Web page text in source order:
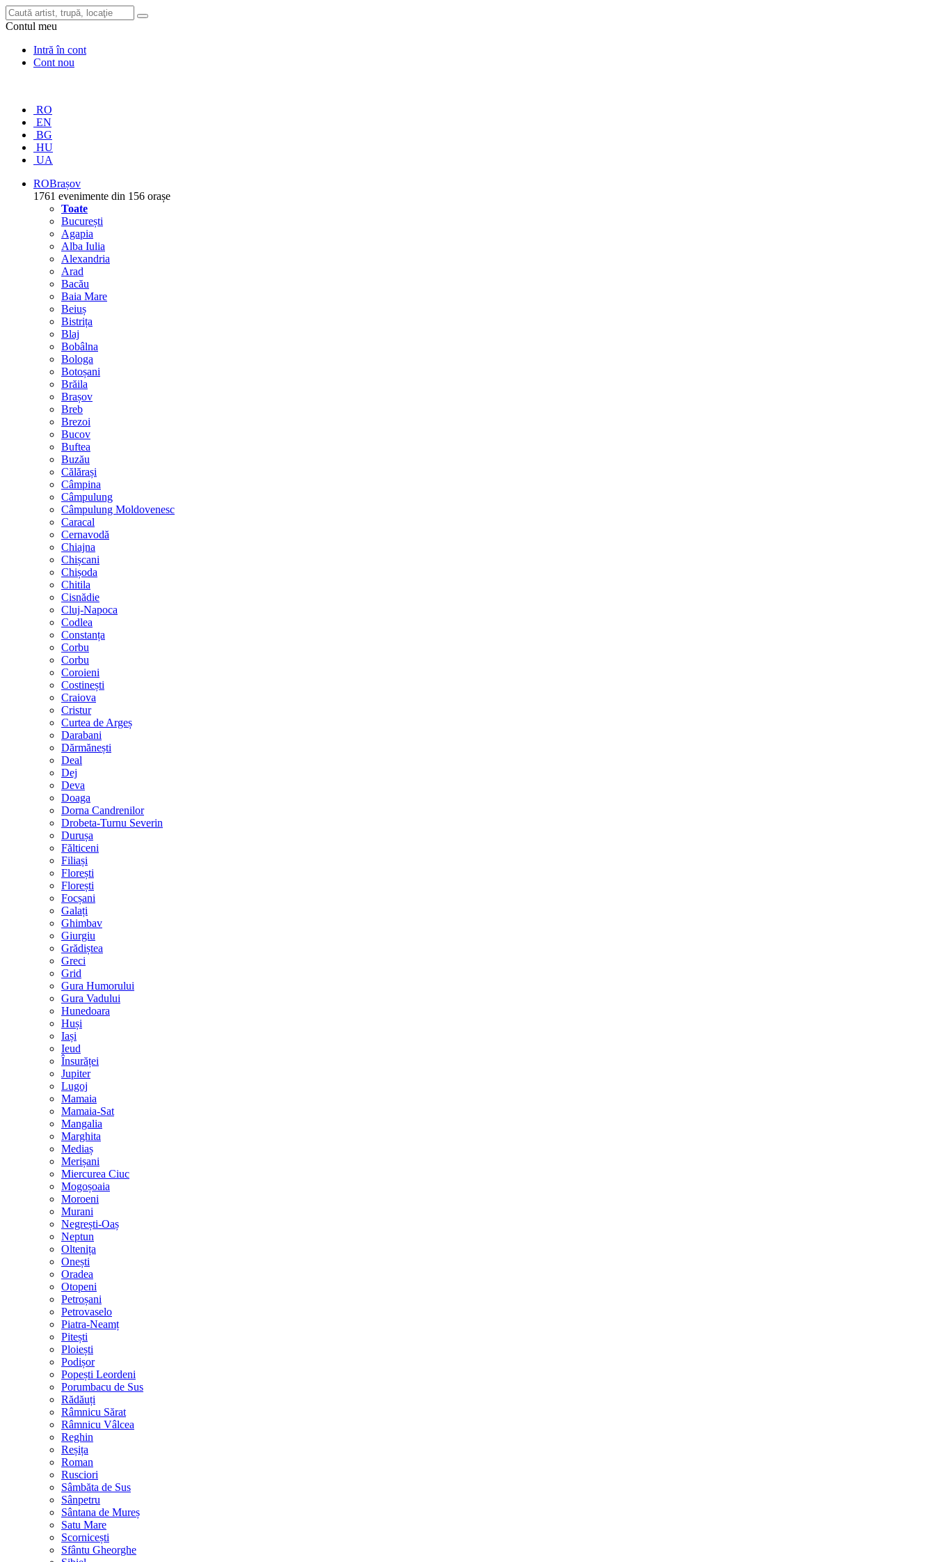
Contul meu
Intră în cont
Cont nou
RO
EN
BG
HU
UA
ROBrașov
1761 evenimente din 156 orașe
Toate
București
Agapia
Alba Iulia
Alexandria
Arad
Bacău
Baia Mare
Beiuș
Bistrița
Blaj
Bobâlna
Bologa
Botoșani
Brăila
Brașov
Breb
Brezoi
Bucov
Buftea
Buzău
Călărași
Câmpina
Câmpulung
Câmpulung Moldovenesc
Caracal
Cernavodă
Chiajna
Chișcani
Chișoda
Chitila
Cisnădie
Cluj-Napoca
Codlea
Constanța
Corbu
Corbu
Coroieni
Costinești
Craiova
Cristur
Curtea de Argeș
Darabani
Dărmănești
Deal
Dej
Deva
Doaga
Dorna Candrenilor
Drobeta-Turnu Severin
Durușa
Fălticeni
Filiași
Florești
Florești
Focșani
Galați
Ghimbav
Giurgiu
Grădiștea
Greci
Grid
Gura Humorului
Gura Vadului
Hunedoara
Huși
Iași
Ieud
Însurăței
Jupiter
Lugoj
Mamaia
Mamaia-Sat
Mangalia
Marghita
Mediaș
Merișani
Miercurea Ciuc
Mogoșoaia
Moroeni
Murani
Negrești-Oaș
Neptun
Oltenița
Onești
Oradea
Otopeni
Petroșani
Petrovaselo
Piatra-Neamț
Pitești
Ploiești
Podișor
Popești Leordeni
Porumbacu de Sus
Rădăuți
Râmnicu Sărat
Râmnicu Vâlcea
Reghin
Reșița
Roman
Rusciori
Sâmbăta de Sus
Sânpetru
Sântana de Mureș
Satu Mare
Scornicești
Sfântu Gheorghe